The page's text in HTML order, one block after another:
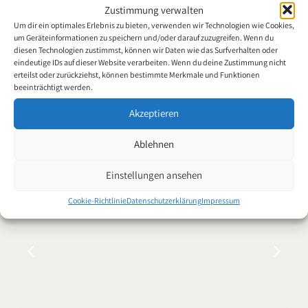
Zustimmung verwalten
Um dir ein optimales Erlebnis zu bieten, verwenden wir Technologien wie Cookies,
um Geräteinformationen zu speichern und/oder darauf zuzugreifen. Wenn du
diesen Technologien zustimmst, können wir Daten wie das Surfverhalten oder
eindeutige IDs auf dieser Website verarbeiten. Wenn du deine Zustimmung nicht
erteilst oder zurückziehst, können bestimmte Merkmale und Funktionen
beeinträchtigt werden.
Akzeptieren
Ablehnen
Einstellungen ansehen
Cookie-RichtlinieDatenschutzerklärungImpressum
Weltweite Strukturen